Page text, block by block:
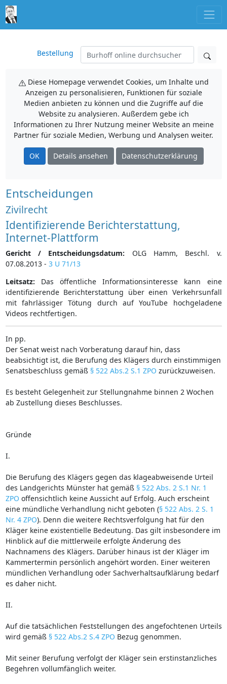
Bestellung
Diese Homepage verwendet Cookies, um Inhalte und
Anzeigen zu personalisieren, Funktionen für soziale
Medien anbieten zu können und die Zugriffe auf die
Website zu analysieren. Außerdem gebe ich
Informationen zu Ihrer Nutzung meiner Website an meine
Partner für soziale Medien, Werbung und Analysen weiter.
OK Details ansehen Datenschutzerklärung
Entscheidungen
Zivilrecht
Identifizierende Berichterstattung,
Internet-Plattform
Gericht / Entscheidungsdatum: OLG Hamm, Beschl. v.
07.08.2013 - 3 U 71/13
Leitsatz: Das öffentliche Informationsinteresse kann eine
identifizierende Berichterstattung über einen Verkehrsunfall
mit fahrlässiger Tötung durch auf YouTube hochgeladene
Videos rechtfertigen.
In pp.
Der Senat weist nach Vorberatung darauf hin, dass
beabsichtigt ist, die Berufung des Klägers durch einstimmigen
Senatsbeschluss gemäß § 522 Abs.2 S.1 ZPO zurückzuweisen.
Es besteht Gelegenheit zur Stellungnahme binnen 2 Wochen
ab Zustellung dieses Beschlusses.
Gründe
I.
Die Berufung des Klägers gegen das klageabweisende Urteil
des Landgerichts Münster hat gemäß § 522 Abs. 2 S.1 Nr. 1
ZPO offensichtlich keine Aussicht auf Erfolg. Auch erscheint
eine mündliche Verhandlung nicht geboten (§ 522 Abs. 2 S. 1
Nr. 4 ZPO). Denn die weitere Rechtsverfolgung hat für den
Kläger keine existentielle Bedeutung. Das gilt insbesondere im
Hinblick auf die mittlerweile erfolgte Änderung des
Nachnamens des Klägers. Darüber hinaus ist der Kläger im
Kammertermin persönlich angehört worden. Einer weiteren
mündlichen Verhandlung oder Sachverhaltsaufklärung bedarf
es daher nicht.
II.
Auf die tatsächlichen Feststellungen des angefochtenen Urteils
wird gemäß § 522 Abs.2 S.4 ZPO Bezug genommen.
Mit seiner Berufung verfolgt der Kläger sein erstinstanzliches
Begehren vollumfänglich weiter.